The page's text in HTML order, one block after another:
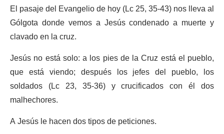
El pasaje del Evangelio de hoy (Lc 25, 35-43) nos lleva al
Gólgota donde vemos a Jesús condenado a muerte y
clavado en la cruz.
Jesús no está solo: a los pies de la Cruz está el pueblo,
que está viendo; después los jefes del pueblo, los
soldados (Lc 23, 35-36) y crucificados con él dos
malhechores.
A Jesús le hacen dos tipos de peticiones.